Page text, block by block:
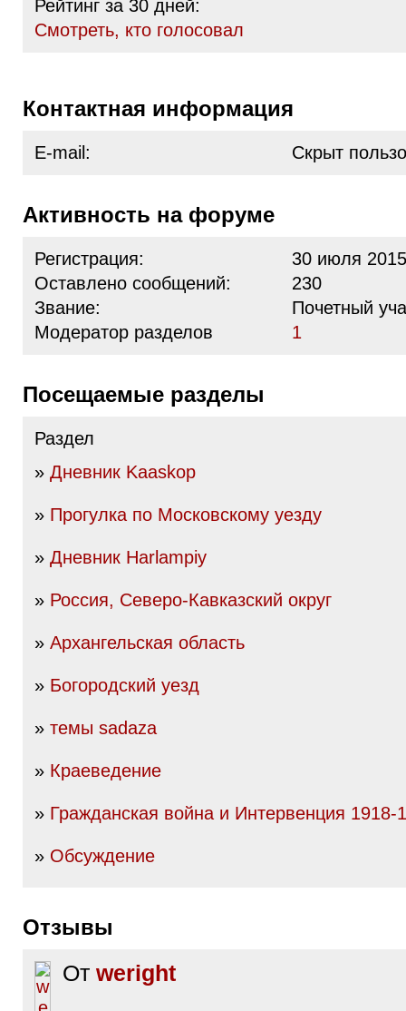
Рейтинг за 30 дней:
Cмотреть, кто голосовал
Контактная информация
E-mail: Скрыт
Активность на форуме
Регистрация:
30 июля
Оставлено сообщений:
230
Звание:
Почетный
Модератор разделов
1
Посещаемые разделы
Раздел
» Дневник Kaaskop
» Прогулка по Московскому уезду
» Дневник Harlampiy
» Россия, Северо-Кавказский округ
» Архангельская область
» Богородский уезд
» темы sadaza
» Краеведение
» Гражданская война и Интервенция 1918-
» Обсуждение
Отзывы
От weright